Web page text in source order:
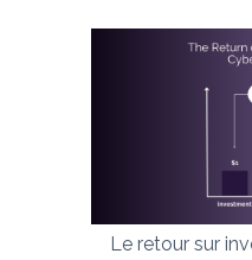
Le retour sur